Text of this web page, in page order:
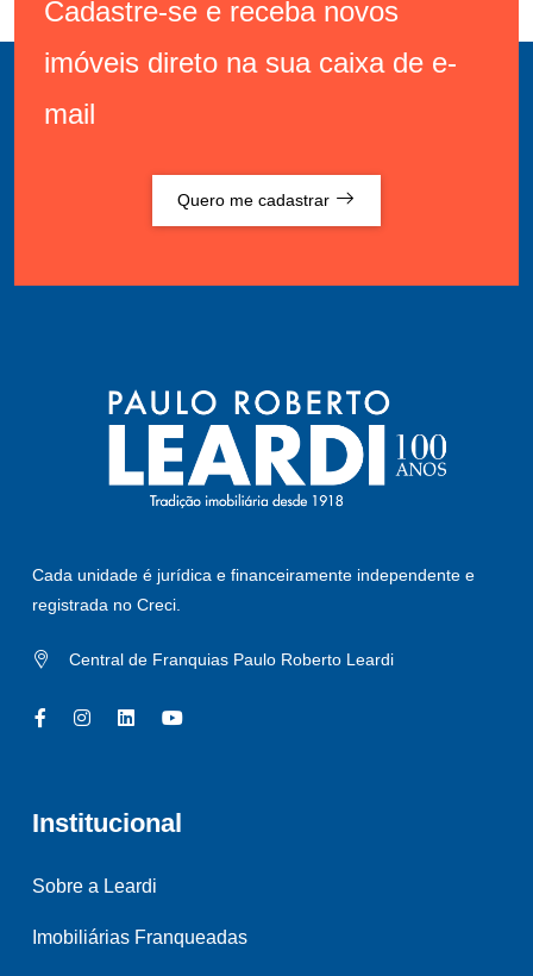
Cadastre-se e receba novos
imóveis direto na sua caixa de e-
mail
Quero me cadastrar
Cada unidade é jurídica e financeiramente independente e
registrada no Creci.
Central de Franquias Paulo Roberto Leardi
Institucional
Sobre a Leardi
Imobiliárias Franqueadas